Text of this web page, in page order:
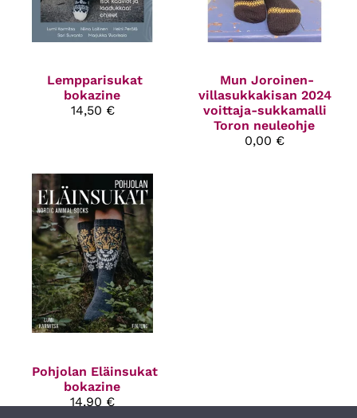
Lempparisukat
bokazine
14,50 €
Mun Joroinen-
villasukkakisan 2024
voittaja-sukkamalli
Toron neuleohje
0,00 €
Pohjolan Eläinsukat
bokazine
14,90 €